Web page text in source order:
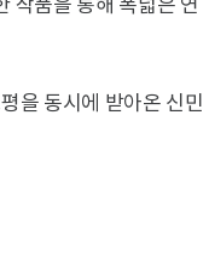
작품을 통해 폭넓은 연
을 동시에 받아온 신민